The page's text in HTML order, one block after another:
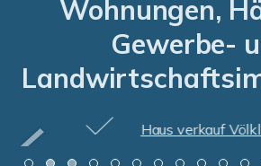
Wohnungen,
Gewerbe-
Haus verkauf Völklingen